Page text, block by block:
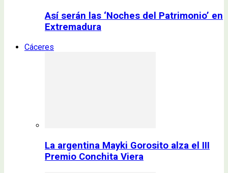
Así serán las ‘Noches del Patrimonio’ en
Extremadura
Cáceres
La argentina Mayki Gorosito alza el III
Premio Conchita Viera